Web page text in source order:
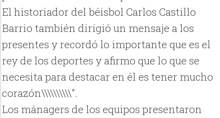
El historiador del béisbol Carlos Castillo
Barrio también dirigió un mensaje a los
presentes y recordó lo importante que es el
rey de los deportes y afirmo que lo que se
necesita para destacar en él es tener mucho
corazón\\\\\\\\\\".
Los mánagers de los equipos presentaron